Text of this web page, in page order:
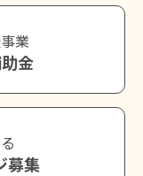
業
金
募集